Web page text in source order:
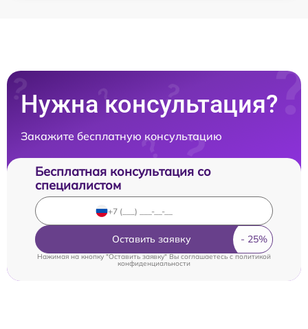
Нужна консультация?
Закажите бесплатную консультацию
Бесплатная консультация со
специалистом
Оставить заявку
Нажимая на кнопку "Оставить заявку" Вы соглашаетесь cполитикой
конфиденциальности